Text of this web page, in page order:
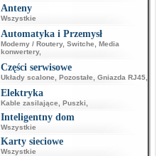
Anteny
Wszystkie
Automatyka i Przemysł
Modemy / Routery, Switche
Media
konwertery,
Części serwisowe
Układy scalone Pozostałe Gniazda RJ45,
Elektryka
Kable zasilające Puszki
Inteligentny dom
Wszystkie
Karty sieciowe
Wszystkie